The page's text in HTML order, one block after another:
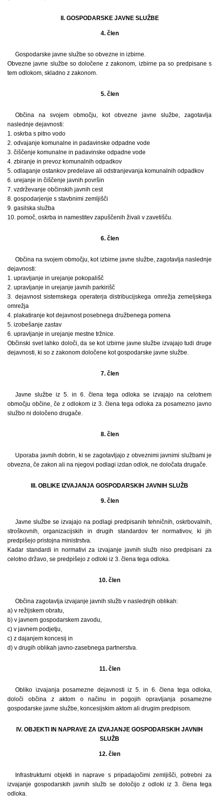
II. GOSPODARSKE JAVNE SLUŽBE
4. člen
Gospodarske javne službe so obvezne in izbirne.
Obvezne javne službe so določene z zakonom, izbirne pa so predpisane s
tem odlokom, skladno z zakonom.
5. člen
Občina na svojem območju, kot obvezne javne službe, zagotavlja
naslednje dejavnosti:
1. oskrba s pitno vodo
2. odvajanje komunalne in padavinske odpadne vode
3. čiščenje komunalne in padavinske odpadne vode
4. zbiranje in prevoz komunalnih odpadkov
5. odlaganje ostankov predelave ali odstranjevanja komunalnih odpadkov
6. urejanje in čiščenje javnih površin
7. vzdrževanje občinskih javnih cest
8. gospodarjenje s stavbnimi zemljišči
9. gasilska služba
10. pomoč, oskrba in namestitev zapuščenih živali v zavetišču.
6. člen
Občina na svojem območju, kot izbirne javne službe, zagotavlja naslednje
dejavnosti:
1. upravljanje in urejanje pokopališč
2. upravljanje in urejanje javnih parkirišč
3. dejavnost sistemskega operaterja distribucijskega omrežja zemeljskega
omrežja
4. plakatiranje kot dejavnost posebnega družbenega pomena
5. izobešanje zastav
6. upravljanje in urejanje mestne tržnice.
Občinski svet lahko določi, da se kot izbirne javne službe izvajajo tudi druge
dejavnosti, ki so z zakonom določene kot gospodarske javne službe.
7. člen
Javne službe iz 5. in 6. člena tega odloka se izvajajo na celotnem
območju občine, če z odlokom iz 3. člena tega odloka za posamezno javno
službo ni določeno drugače.
8. člen
Uporaba javnih dobrin, ki se zagotavljajo z obveznimi javnimi službami je
obvezna, če zakon ali na njegovi podlagi izdan odlok, ne določata drugače.
III. OBLIKE IZVAJANJA GOSPODARSKIH JAVNIH SLUŽB
9. člen
Javne službe se izvajajo na podlagi predpisanih tehničnih, oskrbovalnih,
stroškovnih, organizacijskih in drugih standardov ter normativov, ki jih
predpišejo pristojna ministrstva.
Kadar standardi in normativi za izvajanje javnih služb niso predpisani za
celotno državo, se predpišejo z odloki iz 3. člena tega odloka.
10. člen
Občina zagotavlja izvajanje javnih služb v naslednjih oblikah:
a) v režijskem obratu,
b) v javnem gospodarskem zavodu,
c) v javnem podjetju,
c) z dajanjem koncesij in
d) v drugih oblikah javno-zasebnega partnerstva.
11. člen
Obliko izvajanja posamezne dejavnosti iz 5. in 6. člena tega odloka,
določi občina z aktom o načinu in pogojih opravljanja posamezne
gospodarske javne službe, koncesijskim aktom ali drugim predpisom.
IV. OBJEKTI IN NAPRAVE ZA IZVAJANJE GOSPODARSKIH JAVNIH
SLUŽB
12. člen
Infrastrukturni objekti in naprave s pripadajočimi zemljišči, potrebni za
izvajanje gospodarskih javnih služb se določijo z odloki iz 3. člena tega
odloka.